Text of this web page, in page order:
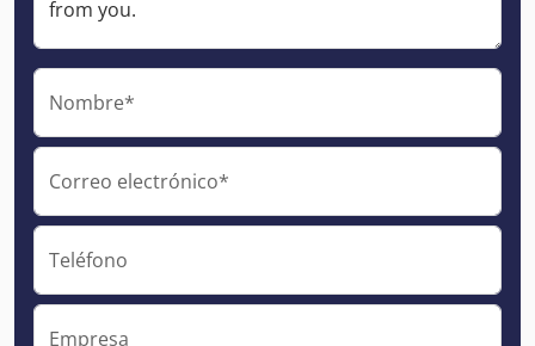
Nombre*
Correo electrónico*
Teléfono
Empresa